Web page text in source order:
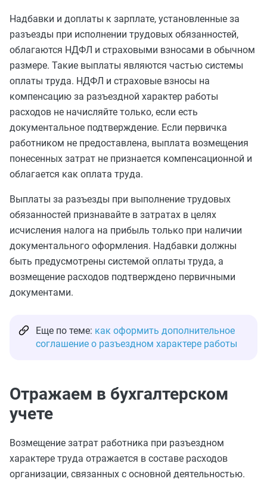
Надбавки и доплаты к зарплате, установленные за
разъезды при исполнении трудовых обязанностей,
облагаются НДФЛ и страховыми взносами в обычном
размере. Такие выплаты являются частью системы
оплаты труда. НДФЛ и страховые взносы на
компенсацию за разъездной характер работы
расходов не начисляйте только, если есть
документальное подтверждение. Если первичка
работником не предоставлена, выплата возмещения
понесенных затрат не признается компенсационной и
облагается как оплата труда.
Выплаты за разъезды при выполнение трудовых
обязанностей признавайте в затратах в целях
исчисления налога на прибыль только при наличии
документального оформления. Надбавки должны
быть предусмотрены системой оплаты труда, а
возмещение расходов подтверждено первичными
документами.
Еще по теме: как оформить дополнительное
соглашение о разъездном характере работы
Отражаем в бухгалтерском
учете
Возмещение затрат работника при разъездном
характере труда отражается в составе расходов
организации, связанных с основной деятельностью.